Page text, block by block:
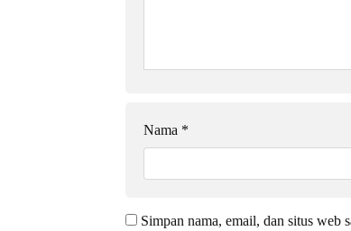
Nama *
Simpan nama, email, dan situs web